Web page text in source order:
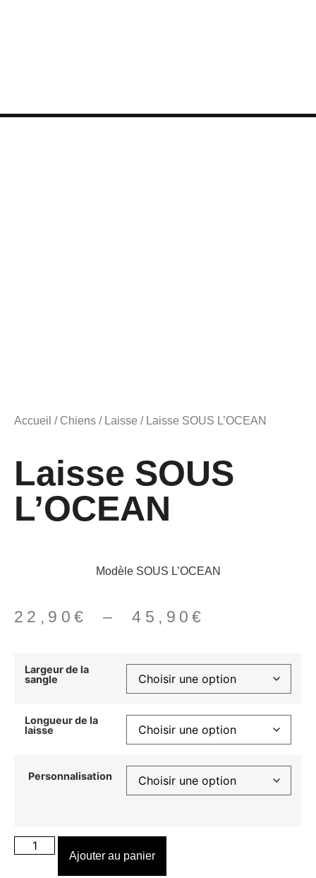
Accueil / Chiens / Laisse / Laisse SOUS L’OCEAN
Laisse SOUS
L’OCEAN
Modèle SOUS L’OCEAN
22,90 € – 45,90€
Largeur de la
sangle
Longueur de la
laisse
Personnalisation
Ajouter au panier